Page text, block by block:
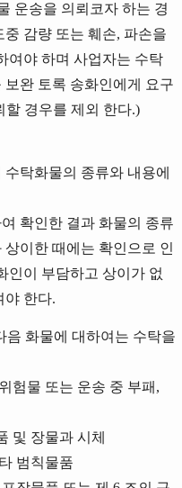
운송을 의뢰코자 하는 경
감량 또는 훼손, 파손을
여야 하며 사업자는 수탁
완 토록 송화인에게 요구
할 경우를 제외 한다.)
탁화물의 종류와 내용에
확인한 결과 화물의 종류
이한 때에는 확인으로 인
인이 부담하고 상이가 없
야 한다.
음 화물에 대하여는 수탁을
험물 또는 운송 중 부패,
및 장물과 시체
범칙물품